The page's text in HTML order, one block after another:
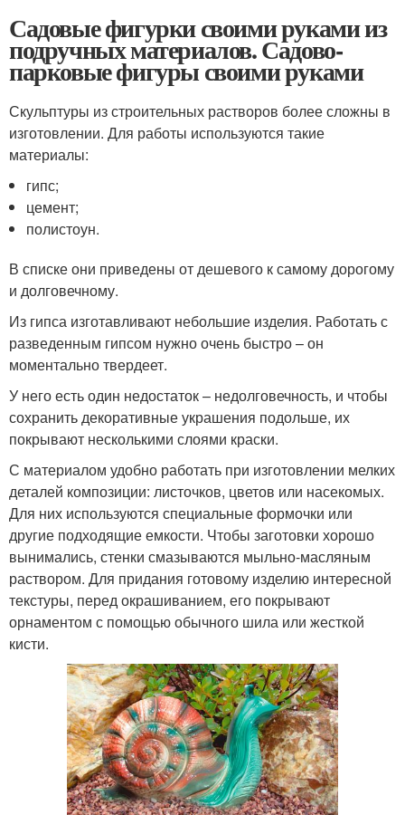
Садовые фигурки своими руками из
подручных материалов. Садово-
парковые фигуры своими руками
Скульптуры из строительных растворов более сложны в
изготовлении. Для работы используются такие
материалы:
гипс;
цемент;
полистоун.
В списке они приведены от дешевого к самому дорогому
и долговечному.
Из гипса изготавливают небольшие изделия. Работать с
разведенным гипсом нужно очень быстро – он
моментально твердеет.
У него есть один недостаток – недолговечность, и чтобы
сохранить декоративные украшения подольше, их
покрывают несколькими слоями краски.
С материалом удобно работать при изготовлении мелких
деталей композиции: листочков, цветов или насекомых.
Для них используются специальные формочки или
другие подходящие емкости. Чтобы заготовки хорошо
вынимались, стенки смазываются мыльно-масляным
раствором. Для придания готовому изделию интересной
текстуры, перед окрашиванием, его покрывают
орнаментом с помощью обычного шила или жесткой
кисти.